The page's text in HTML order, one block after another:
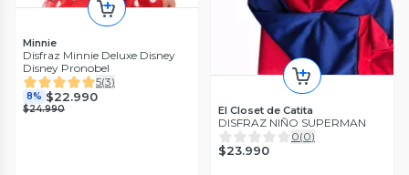
Minnie
Disfraz Minnie Deluxe Disney
Disney Pronobel
5(3)
8% $22.990
$24.990 El Closet de Catita
DISFRAZ NIÑO SUPERMAN
0(0)
$23.990